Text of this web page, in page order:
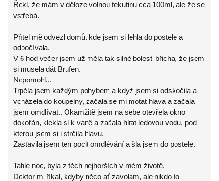
Řekl, že mám v děloze volnou tekutinu cca 100ml, ale že se
vstřebá.
Přítel mě odvezl domů, kde jsem si lehla do postele a
odpočívala.
V 6 hod večer jsem už měla tak silné bolesti břicha, že jsem
si musela dát Brufen.
Nepomohl...
Trpěla jsem každým pohybem a když jsem si odskočila a
vcházela do koupelny, začala se mi motat hlava a začala
jsem omdlívat.. Okamžitě jsem na sebe otevřela okno
dokořán, klekla si k vaně a začala hltat ledovou vodu, pod
kterou jsem si i strčila hlavu.
Zastavila jsem ten pocit omdlévání a šla jsem do postele.
Tahle noc, byla z těch nejhorších v mém životě.
Doktor mi říkal, kdyby něco ať zavolám, ale nikdo to